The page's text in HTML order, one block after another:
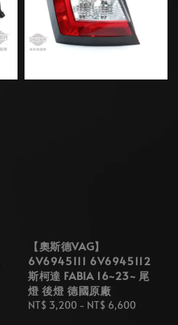
【奧斯德VAG】
6V6945111 6V6945112
斯柯達 FABIA 16~23~ 尾
燈 後燈 德國原廠
Regular
NT$ 3,200 - NT$ 6,600